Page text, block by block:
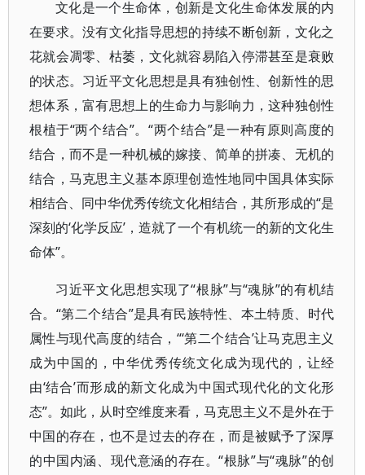
文化是一个生命体，创新是文化生命体发展的内
在要求。没有文化指导思想的持续不断创新，文化之
花就会凋零、枯萎，文化就容易陷入停滞甚至是衰败
的状态。习近平文化思想是具有独创性、创新性的思
想体系，富有思想上的生命力与影响力，这种独创性
根植于“两个结合”。“两个结合”是一种有原则高度的
结合，而不是一种机械的嫁接、简单的拼凑、无机的
结合，马克思主义基本原理创造性地同中国具体实际
相结合、同中华优秀传统文化相结合，其所形成的“是
深刻的‘化学反应’，造就了一个有机统一的新的文化生
命体”。
习近平文化思想实现了“根脉”与“魂脉”的有机结
合。“第二个结合”是具有民族特性、本土特质、时代
属性与现代高度的结合，“‘第二个结合’让马克思主义
成为中国的，中华优秀传统文化成为现代的，让经
由‘结合’而形成的新文化成为中国式现代化的文化形
态”。如此，从时空维度来看，马克思主义不是外在于
中国的存在，也不是过去的存在，而是被赋予了深厚
的中国内涵、现代意涵的存在。“根脉”与“魂脉”的创